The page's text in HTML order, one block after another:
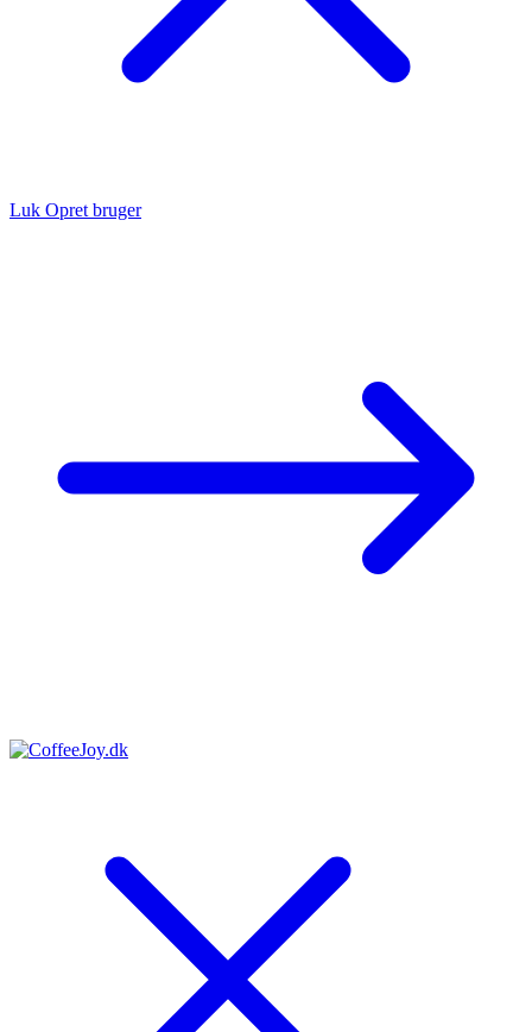
Luk Opret bruger